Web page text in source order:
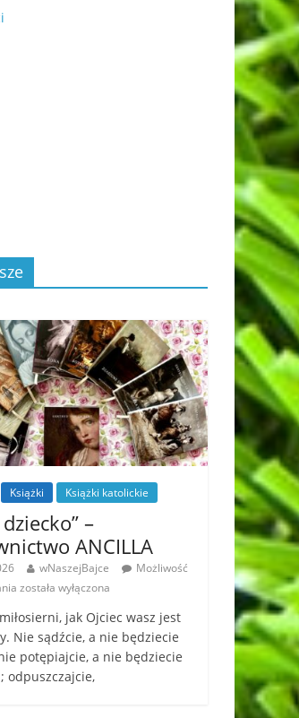
Książki Książki katolickie
–
ANCILLA
wNaszejBajce
Możliwość
została wyłączona
jak Ojciec wasz jest
Nie sądźcie, a nie będziecie
potępiajcie, a nie będziecie
odpuszczajcie,